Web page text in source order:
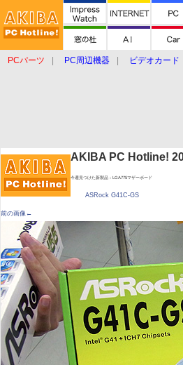
PCパーツ PC周辺機器
ビデオカード
AKIBA PC Hotline!
今週見つけた新製品：LGA775マザーボード
ASRock G41C-GS
前の画像←